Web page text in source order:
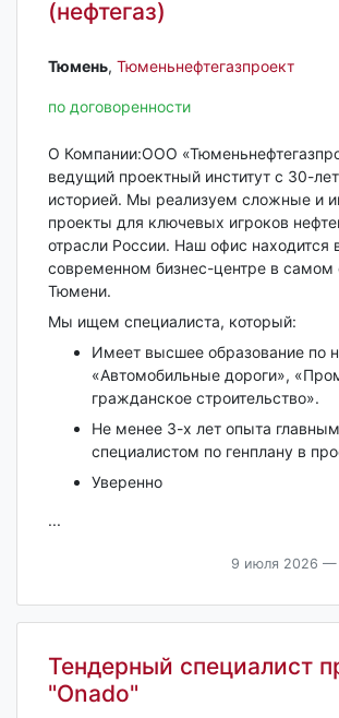
(нефтегаз)
Тюмень‎, Тюменьнефтегазпроект
по договоренности
О Компании:ООО
ведущий проектный институт с 30-
историей. Мы реализуем сложные и
проекты для ключевых игроков
отрасли России. Наш офис находится
современном бизнес-центре в самом
Тюмени.
Мы ищем специалиста, который:
Имеет высшее образование по
«Автомобильные дороги»,
гражданское строительство».
Не менее 3-х лет опыта главным
специалистом по генплану в
Уверенно
...
9 июля 2026 —
Тендерный специалист
"Onado"